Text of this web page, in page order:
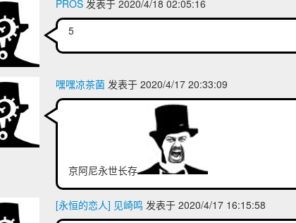
PROS发表于 2020/4/18 02:05:16
5
嘿嘿凉茶菌发表于 2020/4/17 20:33:09
京阿尼永世长存
[永恒的恋人] 见崎鸣 发表于 2020/4/17 16:15:58